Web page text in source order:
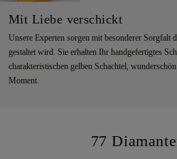
Mit Liebe verschickt
Unsere Experten sorgen mit besonderer Sorgfalt
gestaltet wird. Sie erhalten Ihr handgefertigtes
charakteristischen gelben Schachtel,
Moment.
77